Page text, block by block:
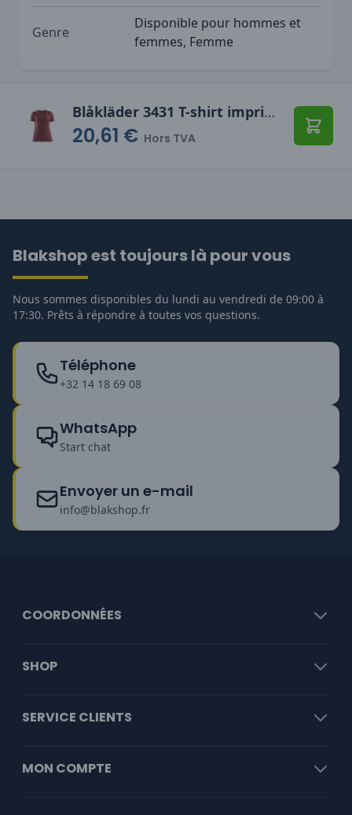
Genre
Disponible pour hommes et
femmes, Femme
Blåkläder 3431 T-shirt imprimé 3D femme
20,61 € Hors TVA
Blakshop est toujours là pour vous
Nous sommes disponibles du lundi au vendredi de 09:00 à
17:30. Prêts à répondre à toutes vos questions.
Téléphone
+32 14 18 69 08
WhatsApp
Start chat
Envoyer un e-mail
info@blakshop.fr
COORDONNÉES
SHOP
SERVICE CLIENTS
MON COMPTE